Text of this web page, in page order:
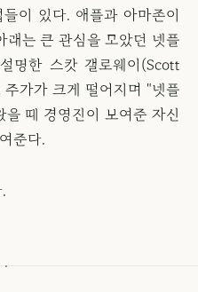
이 있다. 애플과 아마존이
래는 큰 관심을 모았던 넷플
명한 스캇 갤로웨이(Scott
가가 크게 떨어지며 "넷플
을 때 경영진이 보여준 자신
준다.